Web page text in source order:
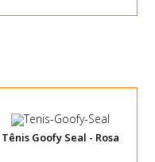
Tênis Goofy Seal - Rosa